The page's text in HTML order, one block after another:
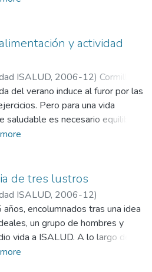
para medirla y la necesidad
soluciones locales contra las
sociales.
y actividad
ISALUD, 2006-12) Cormillot,
del verano induce al furor por las
Pero para una vida
saludable es necesario equilibrar
y, fundamentalmente,
de tres lustros
ISALUD, 2006-12)
encolumnados tras una idea
un grupo de hombres y
vida a ISALUD. A lo largo del
fueron sumando otros que con su